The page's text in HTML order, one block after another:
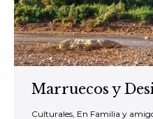
Marruecos y
Culturales En Familia y